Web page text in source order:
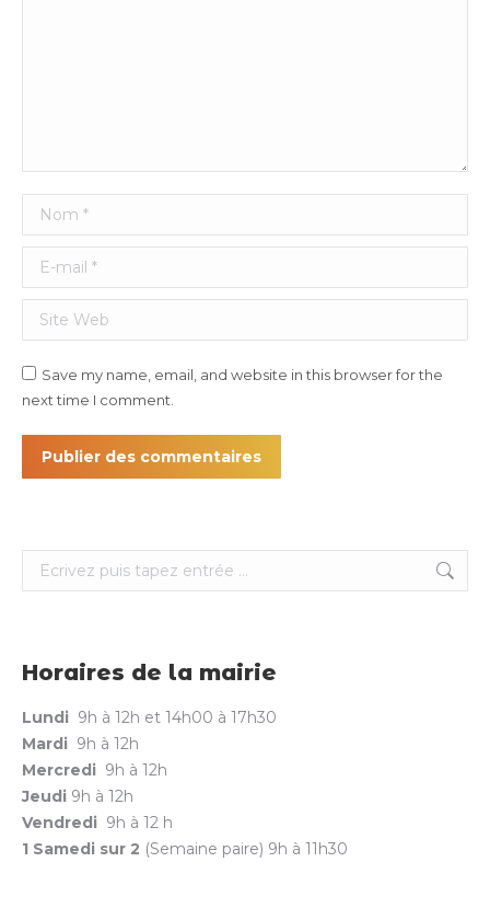
Nom *
E-mail *
Site Web
Save my name, email, and website in this browser for the
next time I comment.
Publier des commentaires
Search:
Horaires de la mairie
Lundi 9h à 12h et 14h00 à 17h30
Mardi 9h à 12h
Mercredi 9h à 12h
Jeudi 9h à 12h
Vendredi 9h à 12 h
1 Samedi sur 2 (Semaine paire) 9h à 11h30